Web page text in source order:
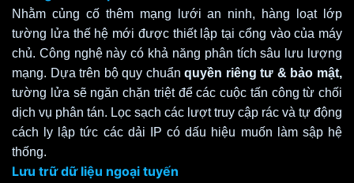
Nhằm củng cố thêm mạng lưới an ninh, hàng loạt lớp
tường lửa thế hệ mới được thiết lập tại cổng vào của máy
chủ. Công nghệ này có khả năng phân tích sâu lưu lượng
mạng. Dựa trên bộ quy chuẩnquyền riêng tư & bảo mật,
tường lửa sẽ ngăn chặn triệt để các cuộc tấn công từ chối
dịch vụ phân tán. Lọc sạch các lượt truy cập rác và tự động
cách ly lập tức các dải IP có dấu hiệu muốn làm sập hệ
thống.
Lưu trữ dữ liệu ngoại tuyến